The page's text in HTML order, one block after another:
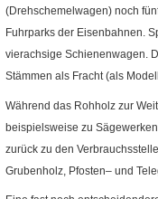
(Drehschemelwagen) noch
Fuhrparks der Eisenbahnen.
vierachsige Schienenwagen.
Stämmen als Fracht (als
Während das Rohholz zur
beispielsweise zu
zurück zu den
Grubenholz, Pfosten– und